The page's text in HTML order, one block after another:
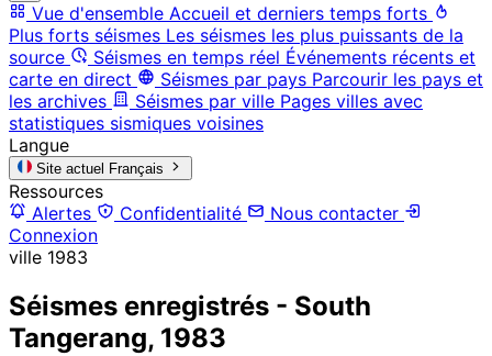
Vue d'ensemble Accueil et derniers temps forts
Plus forts séismes Les séismes les plus puissants de la
source
Séismes en temps réel Événements récents et
carte en direct
Séismes par pays Parcourir les pays et
les archives
Séismes par ville Pages villes avec
statistiques sismiques voisines
Langue
Site actuel Français
Ressources
Alertes
Confidentialité
Nous contacter
Connexion
ville 1983
Séismes enregistrés - South
Tangerang, 1983